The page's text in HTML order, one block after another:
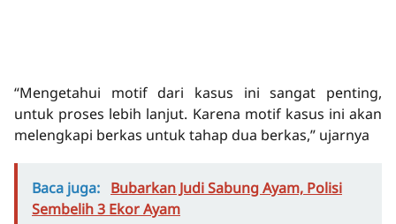
“Mengetahui motif dari kasus ini sangat penting,
untuk proses lebih lanjut. Karena motif kasus ini akan
melengkapi berkas untuk tahap dua berkas,” ujarnya
Baca juga: Bubarkan Judi Sabung Ayam, Polisi
Sembelih 3 Ekor Ayam